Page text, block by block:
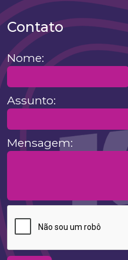
Contato
Nome:
Assunto:
Mensagem: